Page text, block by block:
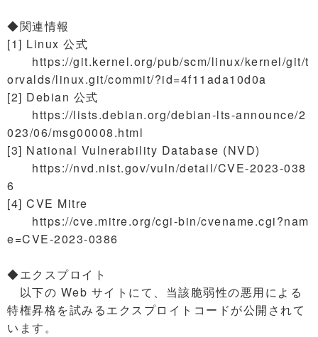
◆関連情報
[1] Linux 公式
https://git.kernel.org/pub/scm/linux/kernel/git/t
orvalds/linux.git/commit/?id=4f11ada10d0a
[2] Debian 公式
https://lists.debian.org/debian-lts-announce/2
023/06/msg00008.html
[3] National Vulnerability Database (NVD)
https://nvd.nist.gov/vuln/detail/CVE-2023-038
6
[4] CVE Mitre
https://cve.mitre.org/cgi-bin/cvename.cgi?nam
e=CVE-2023-0386
◆エクスプロイト
以下の Web サイトにて、当該脆弱性の悪用による
特権昇格を試みるエクスプロイトコードが公開されて
います。